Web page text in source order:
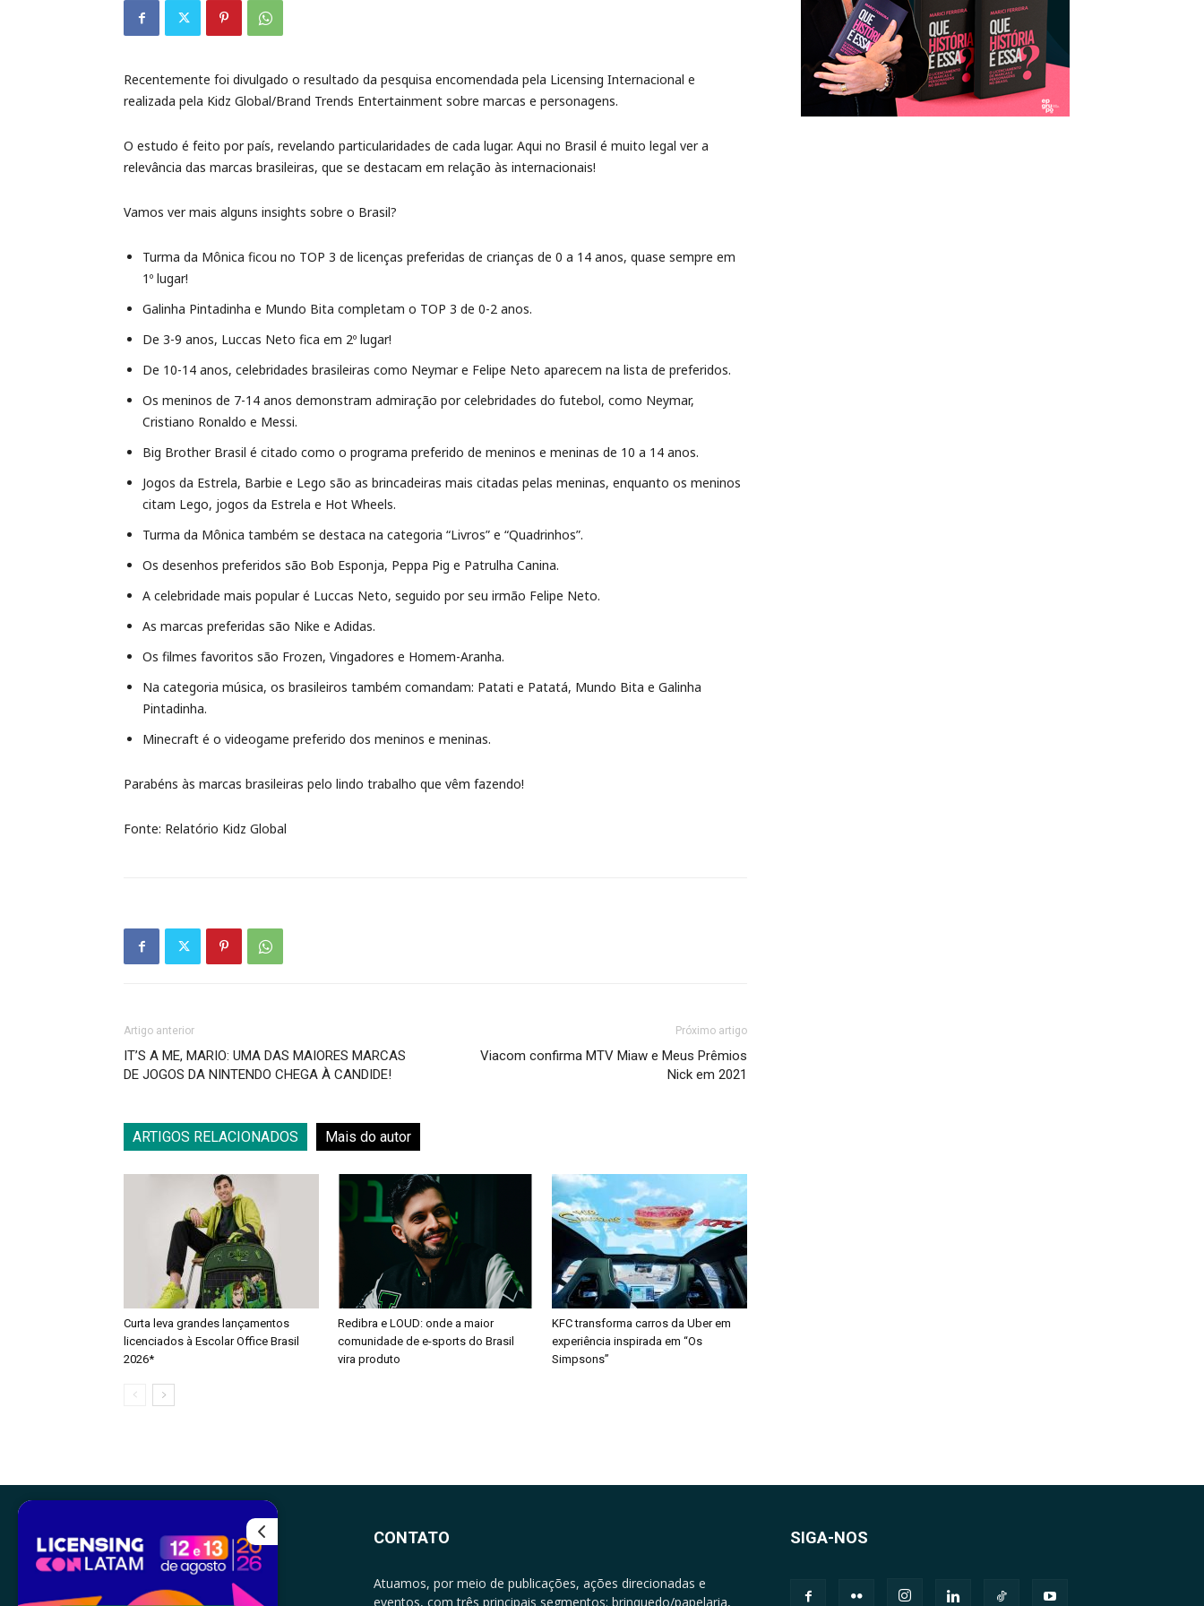
Recentemente foi divulgado o resultado da pesquisa encomendada pela Licensing Internacional e
realizada pela Kidz Global/Brand Trends Entertainment sobre marcas e personagens.
O estudo é feito por país, revelando particularidades de cada lugar. Aqui no Brasil é muito legal ver a
relevância das marcas brasileiras, que se destacam em relação às internacionais!
Vamos ver mais alguns insights sobre o Brasil?
Turma da Mônica ficou no TOP 3 de licenças preferidas de crianças de 0 a 14 anos, quase sempre em
1º lugar!
Galinha Pintadinha e Mundo Bita completam o TOP 3 de 0-2 anos.
De 3-9 anos, Luccas Neto fica em 2º lugar!
De 10-14 anos, celebridades brasileiras como Neymar e Felipe Neto aparecem na lista de preferidos.
Os meninos de 7-14 anos demonstram admiração por celebridades do futebol, como Neymar,
Cristiano Ronaldo e Messi.
Big Brother Brasil é citado como o programa preferido de meninos e meninas de 10 a 14 anos.
Jogos da Estrela, Barbie e Lego são as brincadeiras mais citadas pelas meninas, enquanto os meninos
citam Lego, jogos da Estrela e Hot Wheels.
Turma da Mônica também se destaca na categoria “Livros” e “Quadrinhos”.
Os desenhos preferidos são Bob Esponja, Peppa Pig e Patrulha Canina.
A celebridade mais popular é Luccas Neto, seguido por seu irmão Felipe Neto.
As marcas preferidas são Nike e Adidas.
Os filmes favoritos são Frozen, Vingadores e Homem-Aranha.
Na categoria música, os brasileiros também comandam: Patati e Patatá, Mundo Bita e Galinha
Pintadinha.
Minecraft é o videogame preferido dos meninos e meninas.
Parabéns às marcas brasileiras pelo lindo trabalho que vêm fazendo!
Fonte: Relatório Kidz Global
Artigo anterior
IT’S A ME, MARIO: UMA DAS MAIORES MARCAS
DE JOGOS DA NINTENDO CHEGA À CANDIDE!
Próximo artigo
Viacom confirma MTV Miaw e Meus Prêmios
Nick em 2021
ARTIGOS RELACIONADOS Mais do autor
Curta leva grandes lançamentos
licenciados à Escolar Office Brasil
2026*
Redibra e LOUD: onde a maior
comunidade de e-sports do Brasil
vira produto
KFC transforma carros da Uber em
experiência inspirada em “Os
Simpsons”
CONTATO
Atuamos, por meio de publicações, ações direcionadas e
eventos, com três principais segmentos: brinquedo/papelaria,
SIGA-NOS